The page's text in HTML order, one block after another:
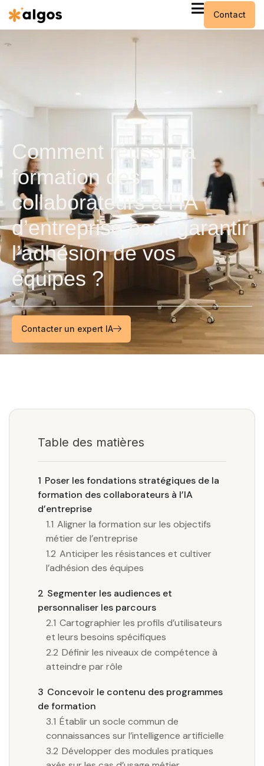
Contact
Comment réussir la
formation des
collaborateurs à l’IA
d’entreprise pour garantir
l’adhésion de vos
équipes ?
Contacter un expert IA
Table des matières
1 Poser les fondations stratégiques de la
formation des collaborateurs à l’IA
d’entreprise
1.1 Aligner la formation sur les objectifs
métier de l’entreprise
1.2 Anticiper les résistances et cultiver
l’adhésion des équipes
2 Segmenter les audiences et
personnaliser les parcours
2.1 Cartographier les profils d’utilisateurs
et leurs besoins spécifiques
2.2 Définir les niveaux de compétence à
atteindre par rôle
3 Concevoir le contenu des programmes
de formation
3.1 Établir un socle commun de
connaissances sur l’intelligence artificielle
3.2 Développer des modules pratiques